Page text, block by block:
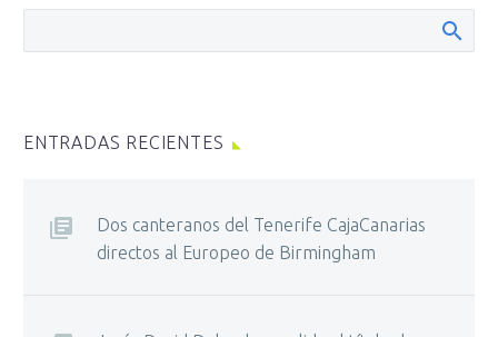
ENTRADAS RECIENTES
Dos canteranos del Tenerife CajaCanarias
directos al Europeo de Birmingham